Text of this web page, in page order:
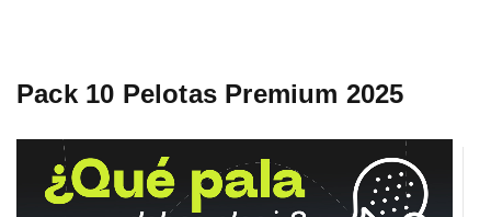
Pack 10 Pelotas Premium 2025